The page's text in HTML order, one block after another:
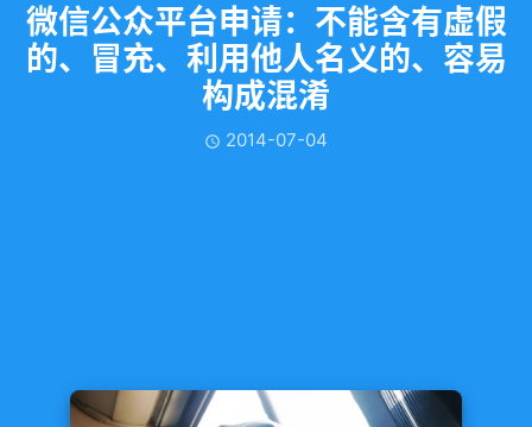
微信公众平台申请：不能含有虚假
的、冒充、利用他人名义的、容易
构成混淆
 2014-07-04